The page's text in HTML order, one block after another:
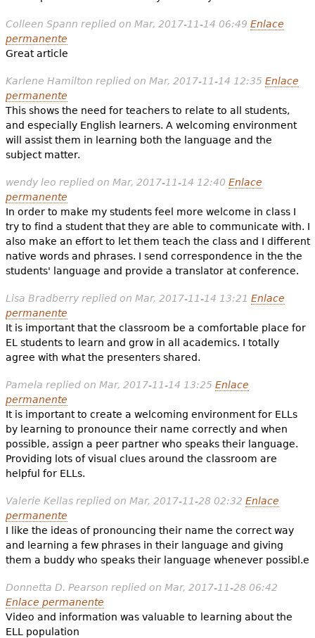
Colleen Spann replied on Mar, 2017-11-14 06:49 Enlace
permanente
Great article
Karlene Hamilton replied on Mar, 2017-11-14 12:35 Enlace
permanente
This shows the need for teachers to relate to all students,
and especially English learners. A welcoming environment
will assist them in learning both the language and the
subject matter.
wendy leo replied on Mar, 2017-11-14 12:40 Enlace
permanente
In order to make my students feel more welcome in class I
try to find a student that they are able to communicate with. I
also make an effort to let them teach the class and I different
native words and phrases. I send correspondence in the the
students' language and provide a translator at conference.
Lisa Bradberryreplied on Mar, 2017-11-14 13:21 Enlace
permanente
It is important that the classroom be a comfortable place for
EL students to learn and grow in all academics. I totally
agree with what the presenters shared.
Pamela replied on Mar, 2017-11-14 13:25 Enlace
permanente
It is important to create a welcoming environment for ELLs
by learning to pronounce their name correctly and when
possible, assign a peer partner who speaks their language.
Providing lots of visual clues around the classroom are
helpful for ELLs.
Valerie Kellasreplied on Mar, 2017-11-28 02:32 Enlace
permanente
I like the ideas of pronouncing their name the correct way
and learning a few phrases in their language and giving
them a buddy who speaks their language whenever possibl.e
Donnetta D. Pearson replied on Mar, 2017-11-28 06:42
Enlace permanente
Video and information was valuable to learning about the
ELL population